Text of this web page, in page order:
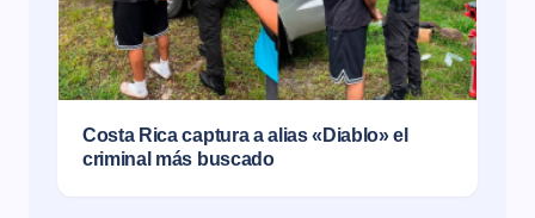
Costa Rica captura a alias «Diablo» el
criminal más buscado